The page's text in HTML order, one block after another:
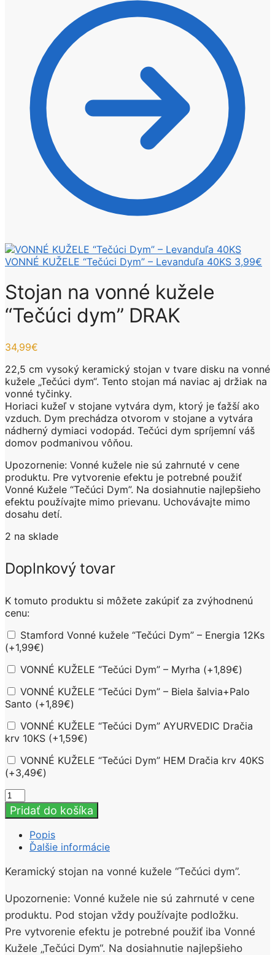
VONNÉ KUŽELE “Tečúci Dym” – Levanduľa 40KS 3,99€
Stojan na vonné kužele
“Tečúci dym” DRAK
34,99€
22,5 cm vysoký keramický stojan v tvare disku na vonné
kužele „Tečúci dym“. Tento stojan má naviac aj držiak na
vonné tyčinky.
Horiaci kužeľ v stojane vytvára dym, ktorý je ťažší ako
vzduch. Dym prechádza otvorom v stojane a vytvára
nádherný dymiaci vodopád. Tečúci dym spríjemní váš
domov podmanivou vôňou.
Upozornenie: Vonné kužele nie sú zahrnuté v cene
produktu. Pre vytvorenie efektu je potrebné použiť
Vonné Kužele “Tečúci Dym”. Na dosiahnutie najlepšieho
efektu používajte mimo prievanu. Uchovávajte mimo
dosahu detí.
2 na sklade
Doplnkový tovar
K tomuto produktu si môžete zakúpiť za zvýhodnenú
cenu:
Stamford Vonné kužele “Tečúci Dym” – Energia 12Ks
(+1,99€)
VONNÉ KUŽELE “Tečúci Dym” – Myrha (+1,89€)
VONNÉ KUŽELE “Tečúci Dym” – Biela šalvia+Palo
Santo (+1,89€)
VONNÉ KUŽELE “Tečúci Dym” AYURVEDIC Dračia
krv 10KS (+1,59€)
VONNÉ KUŽELE “Tečúci Dym” HEM Dračia krv 40KS
(+3,49€)
množstvo
Stojan
na
vonné
kužele
“Tečúci
dym”
DRAK
Pridať do košíka
Popis
Ďalšie informácie
Keramický stojan na vonné kužele “Tečúci dym”.
Upozornenie: Vonné kužele nie sú zahrnuté v cene
produktu. Pod stojan vždy používajte podložku.
Pre vytvorenie efektu je potrebné použiť iba Vonné
Kužele „Tečúci Dym“. Na dosiahnutie najlepšieho